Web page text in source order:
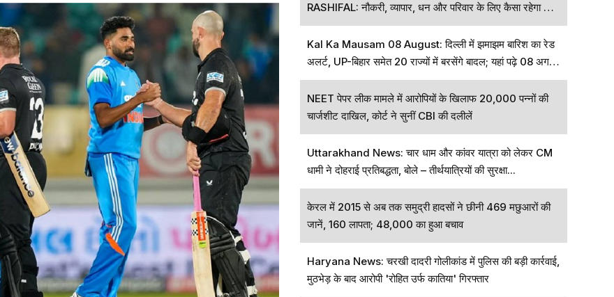
RASHIFAL: नौकरी, व्यापार, धन और परिवार के लिए कैसा रहेगा आज
का दिन, जानें अपनी राशि
Kal Ka Mausam 08 August: दिल्ली में झमाझम बारिश का रेड
अलर्ट, UP-बिहार समेत 20 राज्यों में बरसेंगे बादल; यहां पढ़े 08 अगस्त
का कैसा रहेगा मौसम
NEET पेपर लीक मामले में आरोपियों के खिलाफ 20,000 पन्नों की
चार्जशीट दाखिल, कोर्ट ने सुनीं CBI की दलीलें
Uttarakhand News: चार धाम और कांवर यात्रा को लेकर CM
धामी ने दोहराई प्रतिबद्धता, बोले – तीर्थयात्रियों की सुरक्षा...
केरल में 2015 से अब तक समुद्री हादसों ने छीनी 469 मछुआरों की
जानें, 160 लापता; 48,000 का हुआ बचाव
Haryana News: चरखी दादरी गोलीकांड में पुलिस की बड़ी कार्रवाई,
मुठभेड़ के बाद आरोपी 'रोहित उर्फ कातिया' गिरफ्तार